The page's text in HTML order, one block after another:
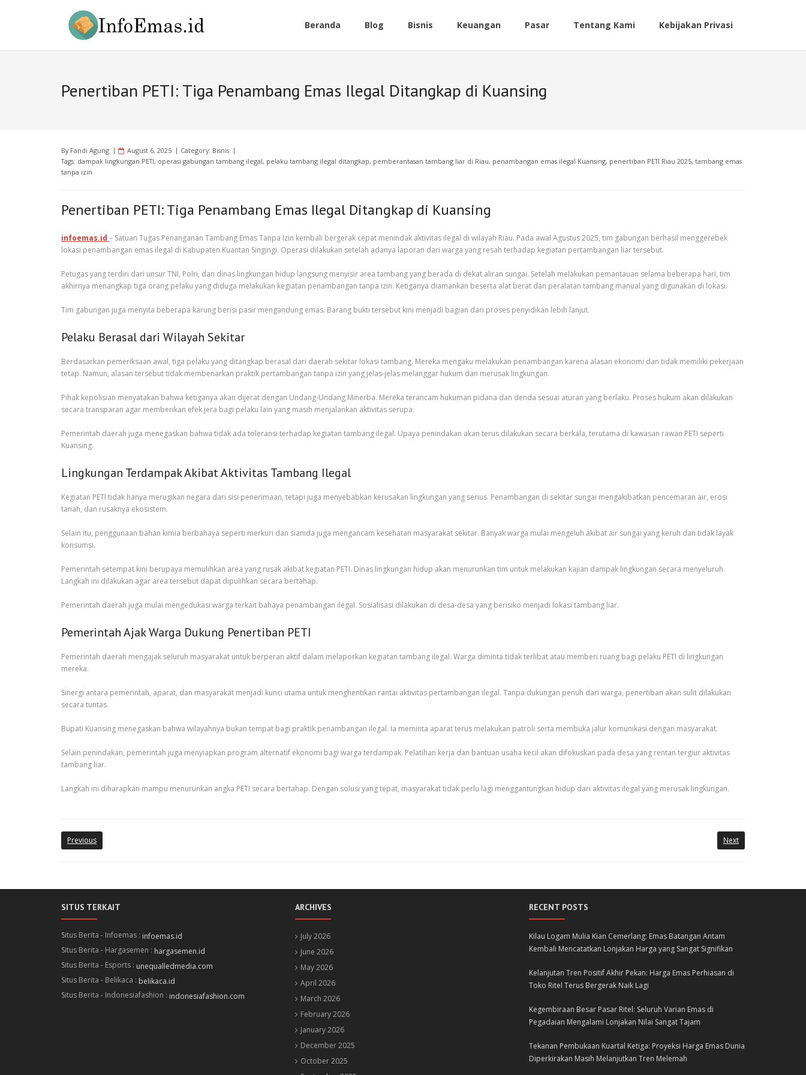
Beranda Blog Bisnis Keuangan Pasar Tentang Kami Kebijakan Privasi
Penertiban PETI: Tiga Penambang Emas Ilegal Ditangkap di Kuansing
By Fandi Agung August 6, 2025 Category: Bisnis
Tags: dampak lingkungan PETI, operasi gabungan tambang ilegal, pelaku tambang ilegal ditangkap, pemberantasan tambang liar di Riau, penambangan emas ilegal Kuansing, penertiban PETI Riau 2025, tambang emas
tanpa izin
Penertiban PETI: Tiga Penambang Emas Ilegal Ditangkap di Kuansing
infoemas.id – Satuan Tugas Penanganan Tambang Emas Tanpa Izin kembali bergerak cepat menindak aktivitas ilegal di wilayah Riau. Pada awal Agustus 2025, tim gabungan berhasil menggerebek
lokasi penambangan emas ilegal di Kabupaten Kuantan Singingi. Operasi dilakukan setelah adanya laporan dari warga yang resah terhadap kegiatan pertambangan liar tersebut.
Petugas yang terdiri dari unsur TNI, Polri, dan dinas lingkungan hidup langsung menyisir area tambang yang berada di dekat aliran sungai. Setelah melakukan pemantauan selama beberapa hari, tim
akhirnya menangkap tiga orang pelaku yang diduga melakukan kegiatan penambangan tanpa izin. Ketiganya diamankan beserta alat berat dan peralatan tambang manual yang digunakan di lokasi.
Tim gabungan juga menyita beberapa karung berisi pasir mengandung emas. Barang bukti tersebut kini menjadi bagian dari proses penyidikan lebih lanjut.
Pelaku Berasal dari Wilayah Sekitar
Berdasarkan pemeriksaan awal, tiga pelaku yang ditangkap berasal dari daerah sekitar lokasi tambang. Mereka mengaku melakukan penambangan karena alasan ekonomi dan tidak memiliki pekerjaan
tetap. Namun, alasan tersebut tidak membenarkan praktik pertambangan tanpa izin yang jelas-jelas melanggar hukum dan merusak lingkungan.
Pihak kepolisian menyatakan bahwa ketiganya akan dijerat dengan Undang-Undang Minerba. Mereka terancam hukuman pidana dan denda sesuai aturan yang berlaku. Proses hukum akan dilakukan
secara transparan agar memberikan efek jera bagi pelaku lain yang masih menjalankan aktivitas serupa.
Pemerintah daerah juga menegaskan bahwa tidak ada toleransi terhadap kegiatan tambang ilegal. Upaya penindakan akan terus dilakukan secara berkala, terutama di kawasan rawan PETI seperti
Kuansing.
Lingkungan Terdampak Akibat Aktivitas Tambang Ilegal
Kegiatan PETI tidak hanya merugikan negara dari sisi penerimaan, tetapi juga menyebabkan kerusakan lingkungan yang serius. Penambangan di sekitar sungai mengakibatkan pencemaran air, erosi
tanah, dan rusaknya ekosistem.
Selain itu, penggunaan bahan kimia berbahaya seperti merkuri dan sianida juga mengancam kesehatan masyarakat sekitar. Banyak warga mulai mengeluh akibat air sungai yang keruh dan tidak layak
konsumsi.
Pemerintah setempat kini berupaya memulihkan area yang rusak akibat kegiatan PETI. Dinas lingkungan hidup akan menurunkan tim untuk melakukan kajian dampak lingkungan secara menyeluruh.
Langkah ini dilakukan agar area tersebut dapat dipulihkan secara bertahap.
Pemerintah daerah juga mulai mengedukasi warga terkait bahaya penambangan ilegal. Sosialisasi dilakukan di desa-desa yang berisiko menjadi lokasi tambang liar.
Pemerintah Ajak Warga Dukung Penertiban PETI
Pemerintah daerah mengajak seluruh masyarakat untuk berperan aktif dalam melaporkan kegiatan tambang ilegal. Warga diminta tidak terlibat atau memberi ruang bagi pelaku PETI di lingkungan
mereka.
Sinergi antara pemerintah, aparat, dan masyarakat menjadi kunci utama untuk menghentikan rantai aktivitas pertambangan ilegal. Tanpa dukungan penuh dari warga, penertiban akan sulit dilakukan
secara tuntas.
Bupati Kuansing menegaskan bahwa wilayahnya bukan tempat bagi praktik penambangan ilegal. Ia meminta aparat terus melakukan patroli serta membuka jalur komunikasi dengan masyarakat.
Selain penindakan, pemerintah juga menyiapkan program alternatif ekonomi bagi warga terdampak. Pelatihan kerja dan bantuan usaha kecil akan difokuskan pada desa yang rentan tergiur aktivitas
tambang liar.
Langkah ini diharapkan mampu menurunkan angka PETI secara bertahap. Dengan solusi yang tepat, masyarakat tidak perlu lagi menggantungkan hidup dari aktivitas ilegal yang merusak lingkungan.
Previous Next
SITUS TERKAIT
Situs Berita - Infoemas : infoemas.id
Situs Berita - Hargasemen : hargasemen.id
Situs Berita - Esports : unequalledmedia.com
Situs Berita - Belikaca : belikaca.id
Situs Berita - Indonesiafashion : indonesiafashion.com
ARCHIVES
July 2026
June 2026
May 2026
April 2026
March 2026
February 2026
January 2026
December 2025
October 2025
RECENT POSTS
Kilau Logam Mulia Kian Cemerlang: Emas Batangan Antam
Kembali Mencatatkan Lonjakan Harga yang Sangat Signifikan
Kelanjutan Tren Positif Akhir Pekan: Harga Emas Perhiasan di
Toko Ritel Terus Bergerak Naik Lagi
Kegembiraan Besar Pasar Ritel: Seluruh Varian Emas di
Pegadaian Mengalami Lonjakan Nilai Sangat Tajam
Tekanan Pembukaan Kuartal Ketiga: Proyeksi Harga Emas Dunia
Diperkirakan Masih Melanjutkan Tren Melemah